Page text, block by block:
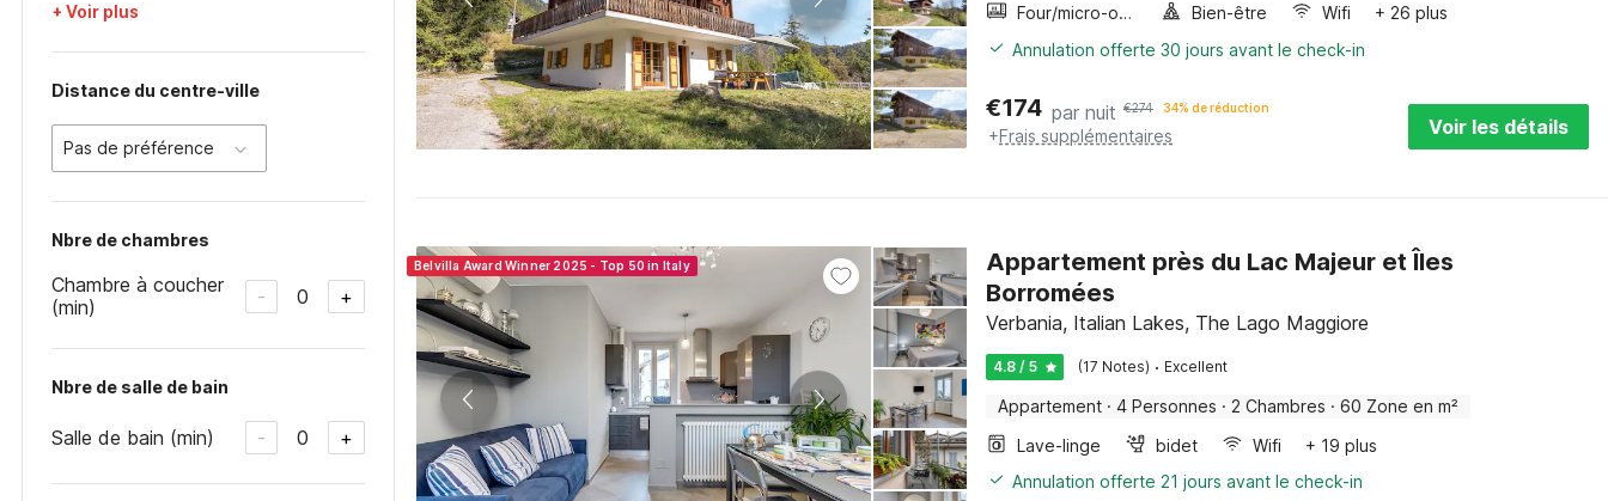
+ Voir plus
Distance du centre-ville
Pas de préférence
Nbre de chambres
Chambre à coucher
(min)
- 0 +
Nbre de salle de bain
Salle de bain (min) - 0 +
Four/micro-onde combinés
Bien-être Wifi
+ 26 plus
Annulation offerte 30 jours avant le check-in
€174 par nuit €274 34% de réduction
+Frais supplémentaires Voir les détails
Belvilla Award Winner 2025 - Top 50 in Italy
Appartement près du Lac Majeur et Îles
Borromées
Verbania, Italian Lakes, The Lago Maggiore
4.8 / 5 (17 Notes) · Excellent
Appartement · 4 Personnes · 2 Chambres · 60 Zone en m²
Lave-linge
bidet Wifi
+ 19 plus
Annulation offerte 21 jours avant le check-in